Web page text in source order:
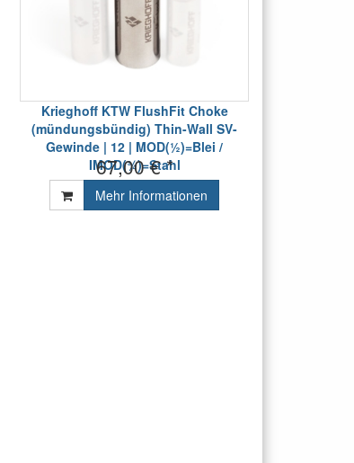
Krieghoff KTW FlushFit Choke
(mündungsbündig) Thin-Wall SV-
Gewinde | 12 | MOD(½)=Blei /
IMOD(¾)=Stahl
67,00 € *
Mehr Informationen